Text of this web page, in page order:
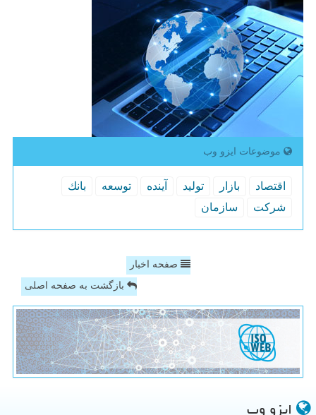
موضوعات ایزو وب
اقتصاد بازار تولید آینده توسعه
بانك
شركت
سازمان
صفحه اخبار
بازگشت به صفحه اصلی
ایزو وب